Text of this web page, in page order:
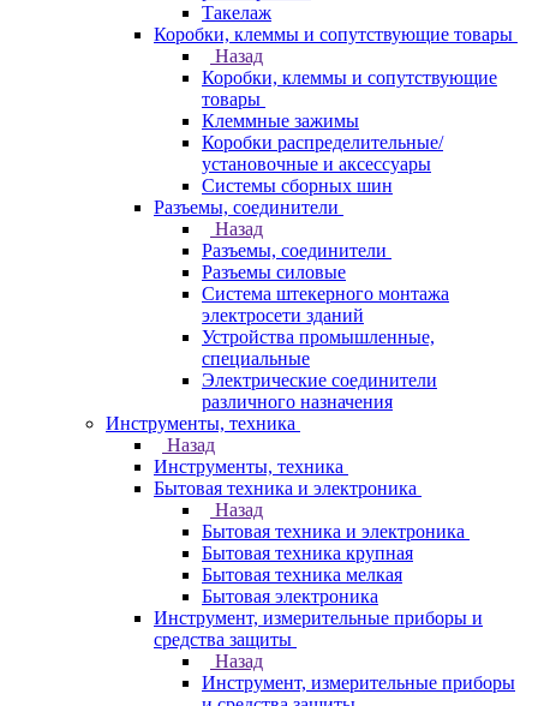
Такелаж
Коробки, клеммы и сопутствующие товары
Назад
Коробки, клеммы и сопутствующие
товары
Клеммные зажимы
Коробки распределительные/
установочные и аксессуары
Системы сборных шин
Разъемы, соединители
Назад
Разъемы, соединители
Разъемы силовые
Система штекерного монтажа
электросети зданий
Устройства промышленные,
специальные
Электрические соединители
различного назначения
Инструменты, техника
Назад
Инструменты, техника
Бытовая техника и электроника
Назад
Бытовая техника и электроника
Бытовая техника крупная
Бытовая техника мелкая
Бытовая электроника
Инструмент, измерительные приборы и
средства защиты
Назад
Инструмент, измерительные приборы